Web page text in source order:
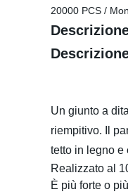
20000 PCS /
Un giunto a
riempitivo. Il
tetto in legno e
Realizzato al
È più forte o